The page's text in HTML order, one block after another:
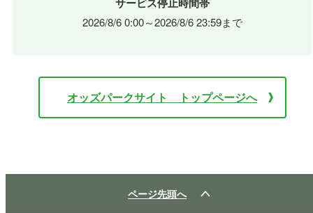
2026/8/6 0:00～2026/8/6 23:59まで
オッズパークサイト トップページへ
ページ先頭へ